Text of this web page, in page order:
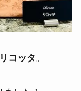
コッタ。